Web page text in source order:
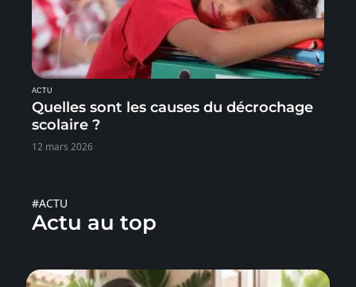
ACTU
Quelles sont les causes du décrochage
scolaire ?
12 mars 2026
#ACTU
Actu au top